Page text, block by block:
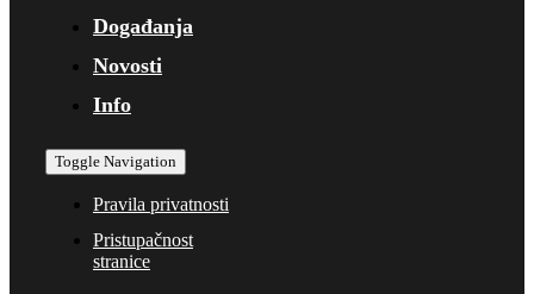
Događanja
Novosti
Info
Toggle Navigation
Pravila privatnosti
Pristupačnost
stranice